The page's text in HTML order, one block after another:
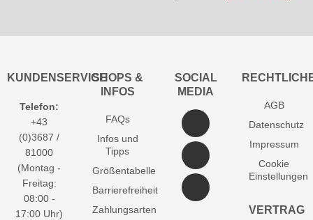
KUNDENSERVICE
Telefon:
+43
(0)3687 /
81000
(Montag -
Freitag:
08:00 -
17:00 Uhr)
SHOPS &
INFOS
FAQs
Infos und
Tipps
Größentabelle
Barrierefreiheit
Zahlungsarten
SOCIAL
MEDIA
AGB
Datenschutz
Impressum
Cookie
Einstellungen
VERTRAG